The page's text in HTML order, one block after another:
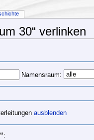
30“ verlinken
Namensraum:
ausblenden
“: